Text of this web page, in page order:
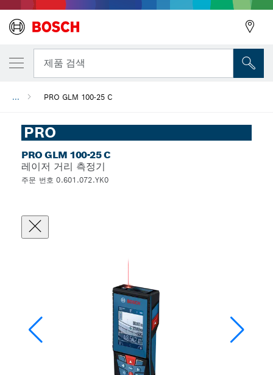
제품 검색
... PRO GLM 100-25 C
PRO
PRO GLM 100-25 C
레이저 거리 측정기
주문 번호 0.601.072.YK0